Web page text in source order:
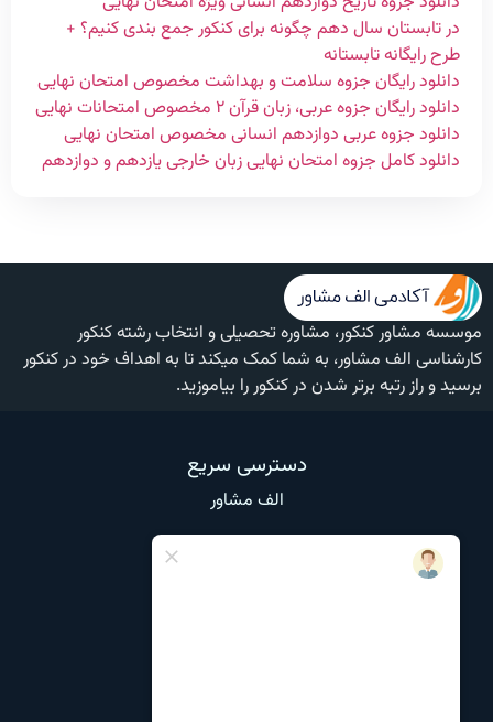
در تابستان سال دهم چگونه برای کنکور جمع بندی کنیم؟ +
طرح رایگانه تابستانه
دانلود رایگان جزوه سلامت و بهداشت مخصوص امتحان نهایی
دانلود رایگان جزوه عربی، زبان قرآن ۲ مخصوص امتحانات نهایی
دانلود جزوه عربی دوازدهم انسانی مخصوص امتحان نهایی
دانلود کامل جزوه امتحان نهایی زبان خارجی یازدهم و دوازدهم
موسسه مشاور کنکور، مشاوره تحصیلی و انتخاب رشته کنکور
کارشناسی الف مشاور، به شما کمک میکند تا به اهداف خود در کنکور
برسید و راز رتبه برتر شدن در کنکور را بیاموزید.
دسترسی سریع
الف مشاور